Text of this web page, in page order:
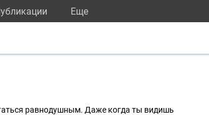
Eще
равнодушным. Даже когда ты видишь